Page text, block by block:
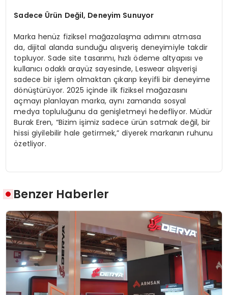
Sadece Ürün Değil, Deneyim Sunuyor
Marka henüz fiziksel mağazalaşma adımını atmasa
da, dijital alanda sunduğu alışveriş deneyimiyle takdir
topluyor. Sade site tasarımı, hızlı ödeme altyapısı ve
kullanıcı odaklı arayüz sayesinde, Leswear alışverişi
sadece bir işlem olmaktan çıkarıp keyifli bir deneyime
dönüştürüyor. 2025 içinde ilk fiziksel mağazasını
açmayı planlayan marka, aynı zamanda sosyal
medya topluluğunu da genişletmeyi hedefliyor. Müdür
Burak Eren, “Bizim işimiz sadece ürün satmak değil, bir
hissi giyilebilir hale getirmek,” diyerek markanın ruhunu
özetliyor.
Benzer Haberler